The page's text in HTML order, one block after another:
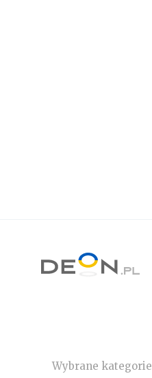
Wybrane kategorie